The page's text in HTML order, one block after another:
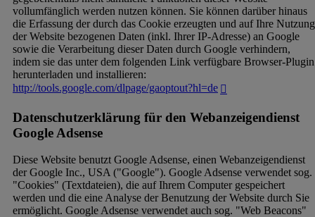
vollumfänglich werden nutzen können. Sie können darüber hinaus
die Erfassung der durch das Cookie erzeugten und auf Ihre Nutzung
der Website bezogenen Daten (inkl. Ihrer IP-Adresse) an Google
sowie die Verarbeitung dieser Daten durch Google verhindern,
indem sie das unter dem folgenden Link verfügbare Browser-Plugin
herunterladen und installieren:
http://tools.google.com/dlpage/gaoptout?hl=de
Datenschutzerklärung für den Webanzeigendienst
Google Adsense
Diese Website benutzt Google Adsense, einen Webanzeigendienst
der Google Inc., USA ("Google"). Google Adsense verwendet sog.
"Cookies" (Textdateien), die auf Ihrem Computer gespeichert
werden und die eine Analyse der Benutzung der Website durch Sie
ermöglicht. Google Adsense verwendet auch sog. "Web Beacons"